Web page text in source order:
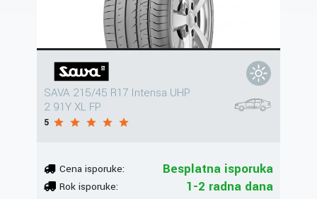
SAVA 215/45 R17 Intensa UHP
2 91Y XL FP
5
Cena isporuke: Besplatna isporuka
Rok isporuke: 1-2 radna dana